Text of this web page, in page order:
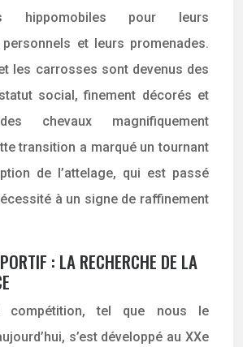
hippomobiles pour leurs
personnels et leurs promenades.
les carrosses sont devenus des
social, finement décorés et
chevaux magnifiquement
transition a marqué un tournant
de l’attelage, qui est passé
à un signe de raffinement
: LA RECHERCHE DE LA
compétition, tel que nous le
s’est développé au XXe